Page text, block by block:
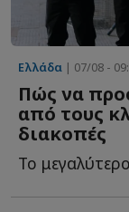
Ελλάδα | 07/08 -
Πώς να
από τους
διακοπές